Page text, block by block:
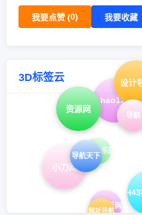
我要点赞 (0) 我要收藏
3D标签云
hao43，H43
导航
导航天下
网址导航
设计
资源网
小刀网
爱q生活网
hao123
qq业务乐园